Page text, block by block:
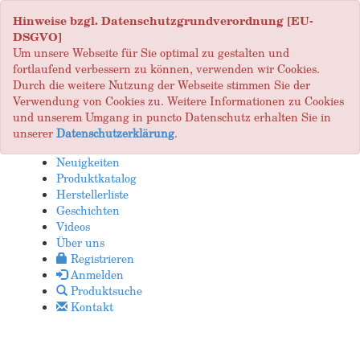
Hinweise bzgl. Datenschutzgrundverordnung [EU-
DSGVO]
Um unsere Webseite für Sie optimal zu gestalten und
fortlaufend verbessern zu können, verwenden wir Cookies.
Durch die weitere Nutzung der Webseite stimmen Sie der
Verwendung von Cookies zu. Weitere Informationen zu Cookies
und unserem Umgang in puncto Datenschutz erhalten Sie in
unsererDatenschutzerklärung.
Neuigkeiten
Produktkatalog
Herstellerliste
Geschichten
Videos
Über uns
Registrieren
Anmelden
Produktsuche
Kontakt